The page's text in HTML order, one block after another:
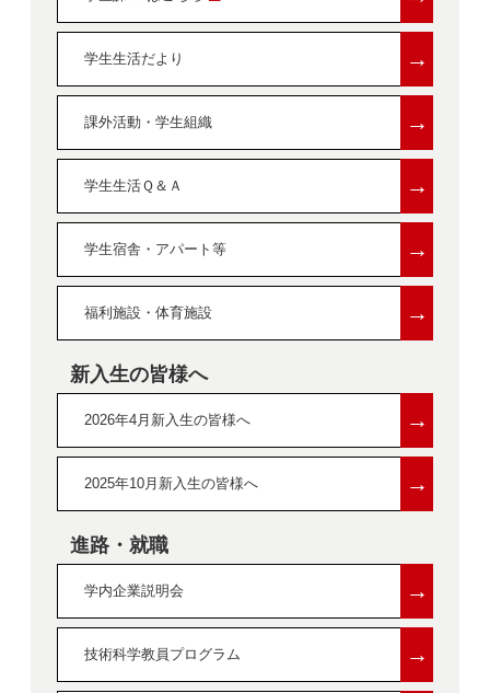
学生生活だより →
課外活動・学生組織 →
学生生活Ｑ＆Ａ →
学生宿舎・アパート等 →
福利施設・体育施設 →
新入生の皆様へ
2026年4月新入生の皆様へ →
2025年10月新入生の皆様へ →
進路・就職
学内企業説明会 →
技術科学教員プログラム →